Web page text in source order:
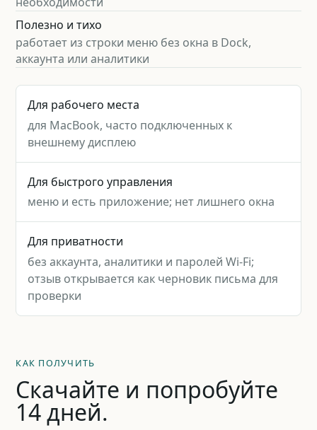
Полезно и тихо
работает из строки меню без окна в Dock,
аккаунта или аналитики
Для рабочего места
для MacBook, часто подключенных к
внешнему дисплею
Для быстрого управления
меню и есть приложение; нет лишнего окна
Для приватности
без аккаунта, аналитики и паролей Wi-Fi;
отзыв открывается как черновик письма для
проверки
КАК ПОЛУЧИТЬ
Скачайте и попробуйте
14 дней.